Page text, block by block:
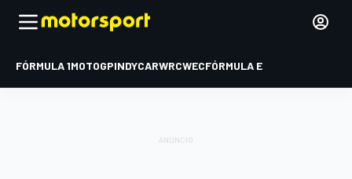
FÓRMULA 1MOTOGPINDYCARWRCWECFÓRMULA E